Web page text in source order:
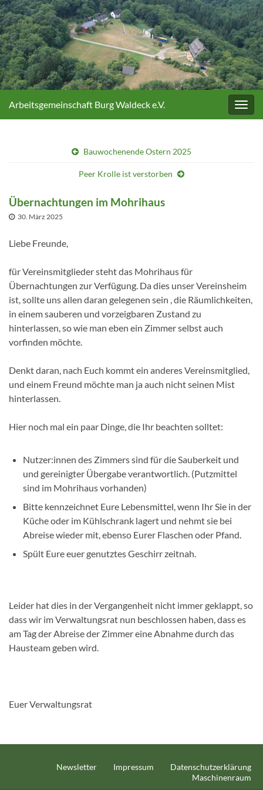
Arbeitsgemeinschaft Burg Waldeck e.V.
Bauwochenende Ostern 2025
Peer Krolle ist verstorben
Übernachtungen im Mohrihaus
30. März 2025
Liebe Freunde,
für Vereinsmitglieder steht das Mohrihaus für
Übernachtungen zur Verfügung. Da dies unser Vereinsheim
ist, sollte uns allen daran gelegenen sein , die Räumlichkeiten,
in einem sauberen und vorzeigbaren Zustand zu
hinterlassen, so wie man eben ein Zimmer selbst auch
vorfinden möchte.
Denkt daran, nach Euch kommt ein anderes Vereinsmitglied,
und einem Freund möchte man ja auch nicht seinen Mist
hinterlassen.
Hier noch mal ein paar Dinge, die Ihr beachten solltet:
Nutzer:innen des Zimmers sind für die Sauberkeit und
und gereinigter Übergabe verantwortlich. (Putzmittel
sind im Mohrihaus vorhanden)
Bitte kennzeichnet Eure Lebensmittel, wenn Ihr Sie in der
Küche oder im Kühlschrank lagert und nehmt sie bei
Abreise wieder mit, ebenso Eurer Flaschen oder Pfand.
Spült Eure euer genutztes Geschirr zeitnah.
Leider hat dies in der Vergangenheit nicht immer geklappt, so
dass wir im Verwaltungsrat nun beschlossen haben, dass es
am Tag der Abreise der Zimmer eine Abnahme durch das
Hausteam geben wird.
Euer Verwaltungsrat
Newsletter Impressum
Datenschutzerklärung
Maschinenraum